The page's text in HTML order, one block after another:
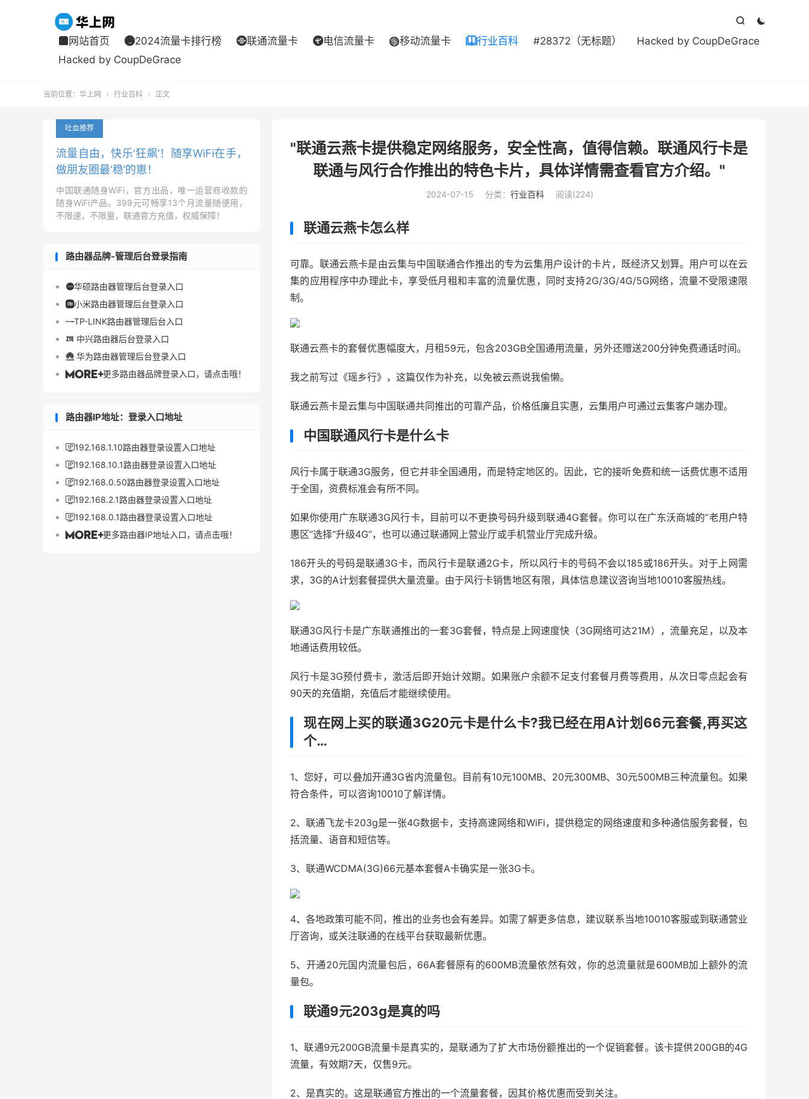


 网站首页 2024流量卡排行榜 联通流量卡 电信流量卡 移动流量卡 行业百科 #28372（无标题）
Hacked by CoupDeGrace
Hacked by CoupDeGrace
当前位置： 华上网  行业百科  正文
"联通云燕卡提供稳定网络服务，安全性高，值得信赖。联通风行卡是
联通与风行合作推出的特色卡片，具体详情需查看官方介绍。"
2024-07-15 分类： 行业百科 阅读(224)
联通云燕卡怎么样
可靠。联通云燕卡是由云集与中国联通合作推出的专为云集用户设计的卡片，既经济又划算。用户可以在云
集的应用程序中办理此卡，享受低月租和丰富的流量优惠，同时支持2G/3G/4G/5G网络，流量不受限速限
制。
联通云燕卡的套餐优惠幅度大，月租59元，包含203GB全国通用流量，另外还赠送200分钟免费通话时间。
我之前写过《瑶乡行》，这篇仅作为补充，以免被云燕说我偷懒。
联通云燕卡是云集与中国联通共同推出的可靠产品，价格低廉且实惠，云集用户可通过云集客户端办理。
中国联通风行卡是什么卡
风行卡属于联通3G服务，但它并非全国通用，而是特定地区的。因此，它的接听免费和统一话费优惠不适用
于全国，资费标准会有所不同。
如果你使用广东联通3G风行卡，目前可以不更换号码升级到联通4G套餐。你可以在广东沃商城的“老用户特
惠区”选择“升级4G”，也可以通过联通网上营业厅或手机营业厅完成升级。
186开头的号码是联通3G卡，而风行卡是联通2G卡，所以风行卡的号码不会以185或186开头。对于上网需
求，3G的A计划套餐提供大量流量。由于风行卡销售地区有限，具体信息建议咨询当地10010客服热线。
联通3G风行卡是广东联通推出的一套3G套餐，特点是上网速度快（3G网络可达21M），流量充足，以及本
地通话费用较低。
风行卡是3G预付费卡，激活后即开始计效期。如果账户余额不足支付套餐月费等费用，从次日零点起会有
90天的充值期，充值后才能继续使用。
现在网上买的联通3G20元卡是什么卡?我已经在用A计划66元套餐,再买这
个…
1、您好，可以叠加开通3G省内流量包。目前有10元100MB、20元300MB、30元500MB三种流量包。如果
符合条件，可以咨询10010了解详情。
2、联通飞龙卡203g是一张4G数据卡，支持高速网络和WiFi，提供稳定的网络速度和多种通信服务套餐，包
括流量、语音和短信等。
3、联通WCDMA(3G)66元基本套餐A卡确实是一张3G卡。
4、各地政策可能不同，推出的业务也会有差异。如需了解更多信息，建议联系当地10010客服或到联通营业
厅咨询，或关注联通的在线平台获取最新优惠。
5、开通20元国内流量包后，66A套餐原有的600MB流量依然有效，你的总流量就是600MB加上额外的流
量包。
联通9元203g是真的吗
1、联通9元200GB流量卡是真实的，是联通为了扩大市场份额推出的一个促销套餐。该卡提供200GB的4G
流量，有效期7天，仅售9元。
2、是真实的。这是联通官方推出的一个流量套餐，因其价格优惠而受到关注。
吐血推荐
流量自由，快乐‘狂飙’！随享WiFi在手，
做朋友圈最‘稳’的崽！
中国联通随身WiFi，官方出品，唯一运营商收款的
随身WiFi产品。399元可畅享13个月流量随便用，
不限速，不限量，联通官方充值，权威保障！
路由器品牌-管理后台登录指南
华硕路由器管理后台登录入口
小米路由器管理后台登录入口
TP-LINK路由器管理后台入口
 中兴路由器后台登录入口
 华为路由器管理后台登录入口
更多路由器品牌登录入口，请点击哦！
路由器IP地址：登录入口地址
192.168.1.10路由器登录设置入口地址
192.168.10.1路由器登录设置入口地址
192.168.0.50路由器登录设置入口地址
192.168.2.1路由器登录设置入口地址
192.168.0.1路由器登录设置入口地址
更多路由器IP地址入口，请点击哦！